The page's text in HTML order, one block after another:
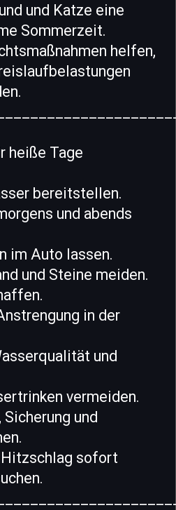
und Katze eine
Sommerzeit.
helfen,
heiße Tage
bereitstellen.
und abends
im Auto lassen.
und Steine meiden.
in der
und
vermeiden.
Sicherung und
Hitzschlag sofort